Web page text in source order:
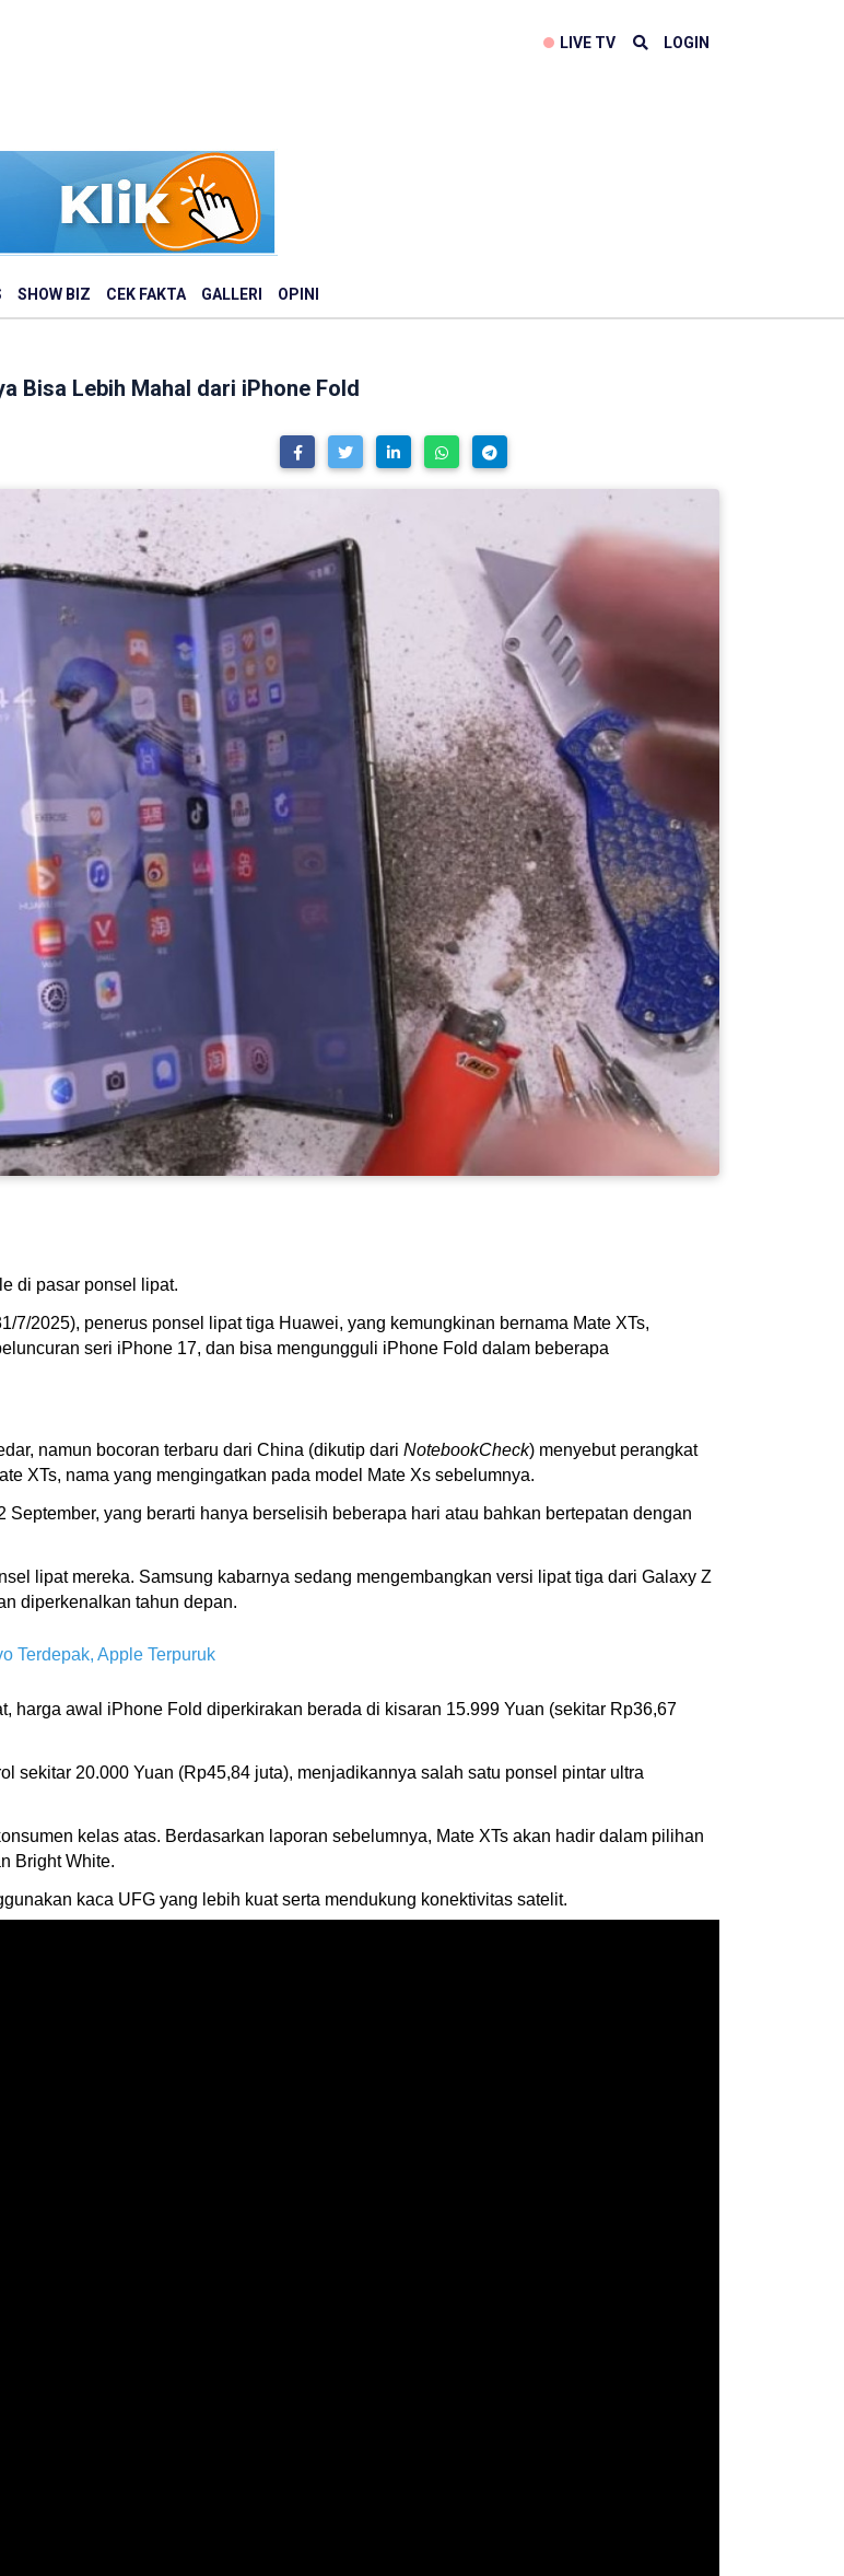
LIVE TV LOGIN
SHOW BIZ CEK FAKTA GALLERI OPINI
Bisa Lebih Mahal dari iPhone Fold
di pasar ponsel lipat.
7/2025), penerus ponsel lipat tiga Huawei, yang kemungkinan bernama Mate XTs,
seri iPhone 17, dan bisa mengungguli iPhone Fold dalam beberapa
namun bocoran terbaru dari China (dikutip dari NotebookCheck) menyebut perangkat
XTs, nama yang mengingatkan pada model Mate Xs sebelumnya.
yang berarti hanya berselisih beberapa hari atau bahkan bertepatan dengan
lipat mereka. Samsung kabarnya sedang mengembangkan versi lipat tiga dari Galaxy Z
diperkenalkan tahun depan.
Terdepak, Apple Terpuruk
harga awal iPhone Fold diperkirakan berada di kisaran 15.999 Yuan (sekitar Rp36,67
sekitar 20.000 Yuan (Rp45,84 juta), menjadikannya salah satu ponsel pintar ultra
kelas atas. Berdasarkan laporan sebelumnya, Mate XTs akan hadir dalam pilihan
Bright White.
kaca UFG yang lebih kuat serta mendukung konektivitas satelit.